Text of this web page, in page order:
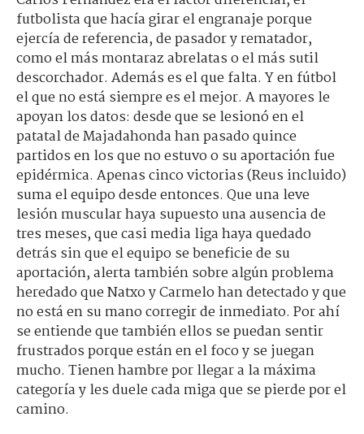
futbolista que hacía girar el engranaje porque
ejercía de referencia, de pasador y rematador,
como el más montaraz abrelatas o el más sutil
descorchador. Además es el que falta. Y en fútbol
el que no está siempre es el mejor. A mayores le
apoyan los datos: desde que se lesionó en el
patatal de Majadahonda han pasado quince
partidos en los que no estuvo o su aportación fue
epidérmica. Apenas cinco victorias (Reus incluido)
suma el equipo desde entonces. Que una leve
lesión muscular haya supuesto una ausencia de
tres meses, que casi media liga haya quedado
detrás sin que el equipo se beneficie de su
aportación, alerta también sobre algún problema
heredado que Natxo y Carmelo han detectado y que
no está en su mano corregir de inmediato. Por ahí
se entiende que también ellos se puedan sentir
frustrados porque están en el foco y se juegan
mucho. Tienen hambre por llegar a la máxima
categoría y les duele cada miga que se pierde por el
camino.